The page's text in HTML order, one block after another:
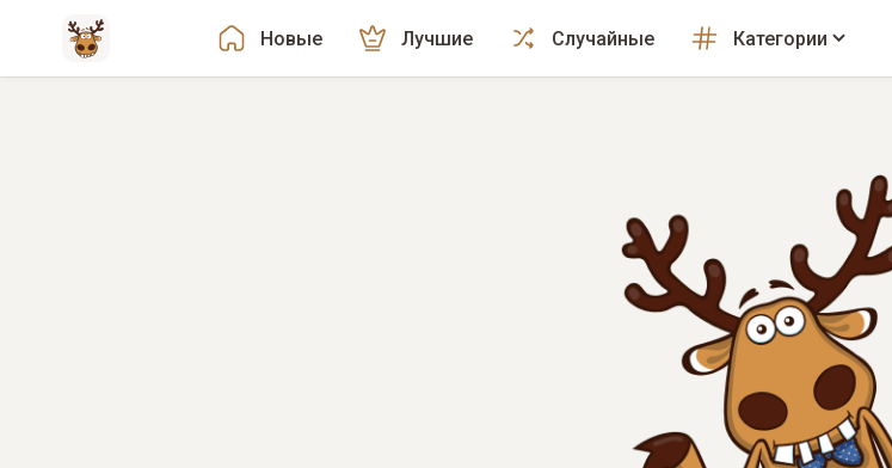
Новые Лучшие Случайные Категории